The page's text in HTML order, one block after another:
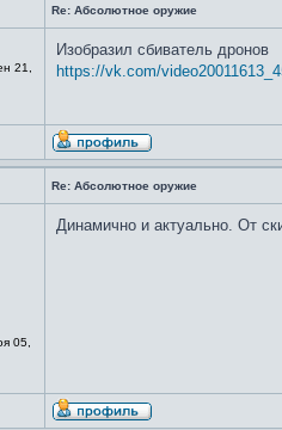
Re: Абсолютное оружие
21,
Изобразил сбиватель дронов
https://vk.com/
Re: Абсолютное оружие
05,
Динамично и актуально. От